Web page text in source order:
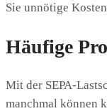
Sie unnötige
Häufige
Mit der SEPA-
manchmal können